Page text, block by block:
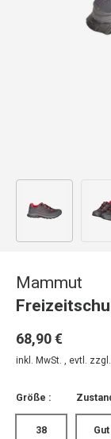
Bild 1 in
Mammut
68,90 €
inkl. MwSt. , evtl. zzgl.
Größe :
38 Gut